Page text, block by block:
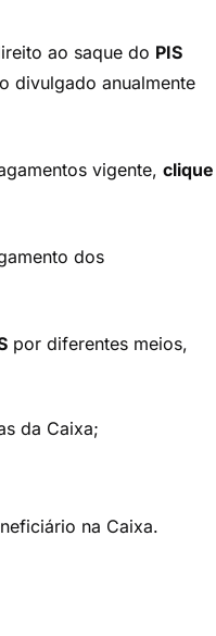
ao saque do PIS
divulgado anualmente
vigente, clique
dos
por diferentes meios,
da Caixa;
na Caixa.